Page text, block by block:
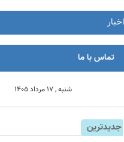
تماس با ما
شنبه , 17 مرداد 1405
جدیدترین